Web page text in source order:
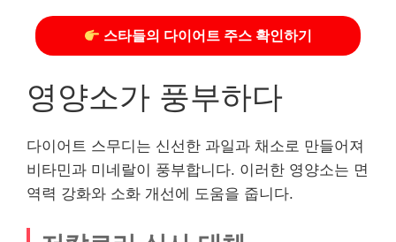
스타들의 다이어트 주스 확인하기
영양소가 풍부하다
다이어트 스무디는 신선한 과일과 채소로 만들어져
비타민과 미네랄이 풍부합니다. 이러한 영양소는 면
역력 강화와 소화 개선에 도움을 줍니다.